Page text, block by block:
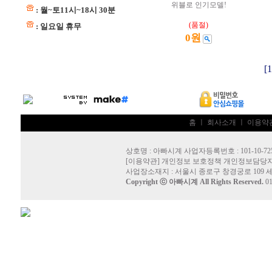
: 월~토11시~18시 30분
: 일요일 휴무
위블로 인기모델!
(품절)
0원
홈 회사소개 이용약
상호명 : 아빠시계 사업자등록번호 : 101-10-
[이용약관] 개인정보 보호정책 개인정보담당
사업장소재지 : 서울시 종로구 창경궁로 109
Copyright ⓒ 아빠시계 All Rights Reserved.